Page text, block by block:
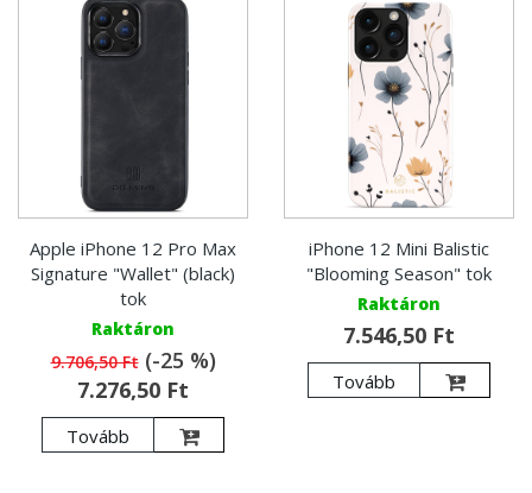
Apple iPhone 12 Pro Max
Signature "Wallet" (black)
tok
Raktáron
9.706,50 Ft(-25 %)
7.276,50 Ft
Tovább
iPhone 12 Mini Balistic
"Blooming Season" tok
Raktáron
7.546,50 Ft
Tovább